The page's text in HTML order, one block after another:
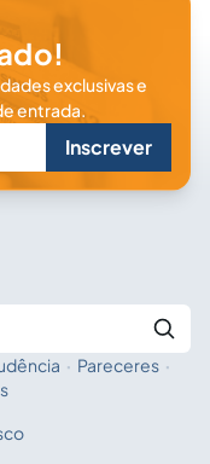
exclusivas e
entrada.
Inscrever
· Pareceres ·